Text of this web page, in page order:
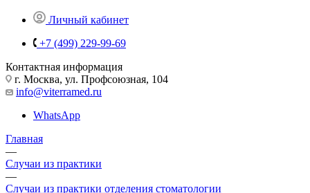
Личный кабинет
+7 (499) 229-99-69
Контактная информация
г. Москва, ул. Профсоюзная, 104
info@viterramed.ru
WhatsApp
Главная
—
Случаи из практики
—
Случаи из практики отделения стоматологии